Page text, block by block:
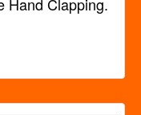
Hand Clapping.